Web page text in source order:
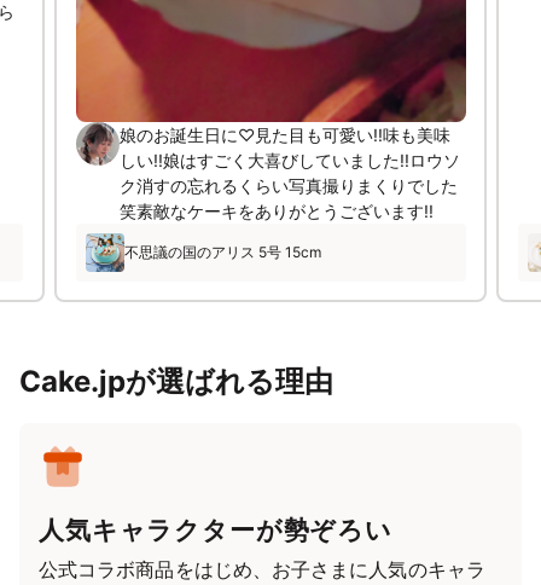
娘のお誕生日に♡見た目も可愛い!!味も美味
しい!!娘はすごく大喜びしていました!!ロウソ
ク消すの忘れるくらい写真撮りまくりでした
笑素敵なケーキをありがとうございます!!
不思議の国のアリス 5号 15cm
Cake.jpが選ばれる理由
人気キャラクターが勢ぞろい
公式コラボ商品をはじめ、お子さまに人気のキャラ